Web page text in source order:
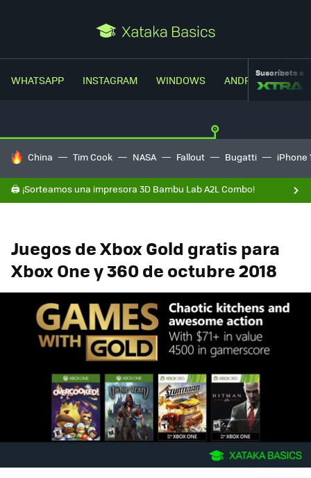
WHATSAPP INSTAGRAM WINDOWS ANDROIDSuscríbete a
HOY SE HABLA DE
China Tim Cook NASA Fallout Bugatti iPhone
🖨️ ¡Sorteamos una impresora 3D Bambu Lab A2L Combo!
Juegos de Xbox Gold gratis para
Xbox One y 360 de octubre 2018